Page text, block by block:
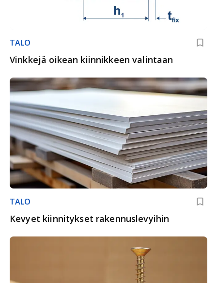
TALO
Vinkkejä oikean kiinnikkeen valintaan
TALO
Kevyet kiinnitykset rakennuslevyihin